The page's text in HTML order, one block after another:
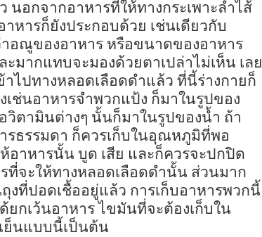
อกจากอาหารที่ให้ทางกระเพาะลำไส้
หารก็ยังประกอบด้วย เช่นเดียวกับ
อณูของอาหาร หรือขนาดของอาหาร
มากแทบจะมองด้วยตาเปล่าไม่เห็น เลย
ไปทางหลอดเลือดดำแล้ว ที่นี้ร่างกายก็
เช่นอาหารจำพวกแป้ง ก็มาในรูปของ
วิตามินต่างๆ นั้นก็มาในรูปของน้ำ ถ้า
รธรรมดา ก็ควรเก็บในอุณหภูมิที่พอ
าหารนั้น บูด เสีย และก็ควรจะปกปิด
ที่จะให้ทางหลอดเลือดดำนั้น ส่วนมาก
งที่ปอดเชื้ออยู่แล้ว การเก็บอาหารพวกนี้
กเว้นอาหาร ไขมันที่จะต้องเก็บใน
ย็นแบบนี้เป็นต้น